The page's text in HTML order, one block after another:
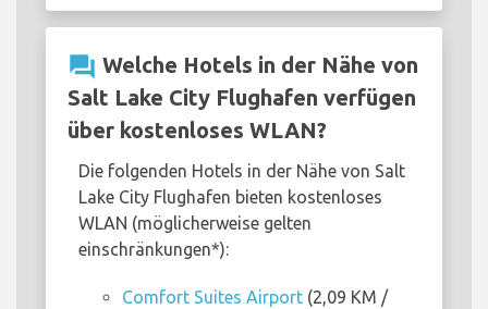
question_answer Welche Hotels in der Nähe von
Salt Lake City Flughafen verfügen
über kostenloses WLAN?
Die folgenden Hotels in der Nähe von Salt
Lake City Flughafen bieten kostenloses
WLAN (möglicherweise gelten
einschränkungen*):
Comfort Suites Airport (2,09 KM /